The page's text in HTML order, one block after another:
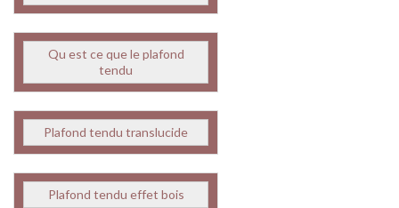
Qu est ce que le plafond
tendu
Plafond tendu translucide
Plafond tendu effet bois